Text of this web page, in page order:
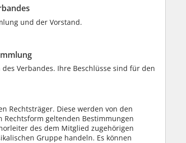
und der Vorstand.
Verbandes. Ihre Beschlüsse sind für den
Rechtsträger. Diese werden von den
geltenden Bestimmungen
des dem Mitglied zugehörigen
Gruppe handeln. Es können